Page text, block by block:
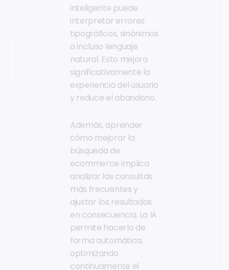
inteligente puede
interpretar errores
tipográficos, sinónimos
o incluso lenguaje
natural. Esto mejora
significativamente la
experiencia del usuario
y reduce el abandono.
Además, aprender
cómo mejorar la
búsqueda de
ecommerce implica
analizar las consultas
más frecuentes y
ajustar los resultados
en consecuencia. La IA
permite hacerlo de
forma automática,
optimizando
continuamente el